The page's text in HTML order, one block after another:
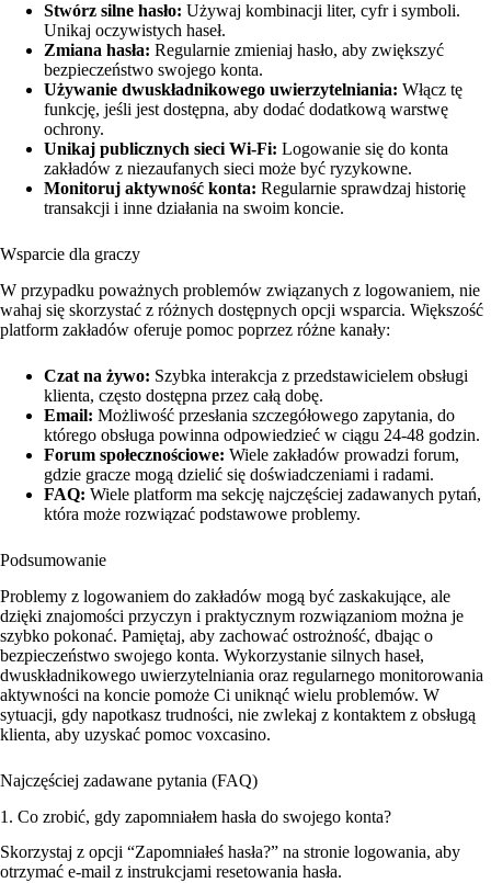
Stwórz silne hasło: Używaj kombinacji liter, cyfr i symboli.
Unikaj oczywistych haseł.
Zmiana hasła: Regularnie zmieniaj hasło, aby zwiększyć
bezpieczeństwo swojego konta.
Używanie dwuskładnikowego uwierzytelniania: Włącz tę
funkcję, jeśli jest dostępna, aby dodać dodatkową warstwę
ochrony.
Unikaj publicznych sieci Wi-Fi: Logowanie się do konta
zakładów z niezaufanych sieci może być ryzykowne.
Monitoruj aktywność konta: Regularnie sprawdzaj historię
transakcji i inne działania na swoim koncie.
Wsparcie dla graczy
W przypadku poważnych problemów związanych z logowaniem, nie
wahaj się skorzystać z różnych dostępnych opcji wsparcia. Większość
platform zakładów oferuje pomoc poprzez różne kanały:
Czat na żywo: Szybka interakcja z przedstawicielem obsługi
klienta, często dostępna przez całą dobę.
Email: Możliwość przesłania szczegółowego zapytania, do
którego obsługa powinna odpowiedzieć w ciągu 24-48 godzin.
Forum społecznościowe: Wiele zakładów prowadzi forum,
gdzie gracze mogą dzielić się doświadczeniami i radami.
FAQ: Wiele platform ma sekcję najczęściej zadawanych pytań,
która może rozwiązać podstawowe problemy.
Podsumowanie
Problemy z logowaniem do zakładów mogą być zaskakujące, ale
dzięki znajomości przyczyn i praktycznym rozwiązaniom można je
szybko pokonać. Pamiętaj, aby zachować ostrożność, dbając o
bezpieczeństwo swojego konta. Wykorzystanie silnych haseł,
dwuskładnikowego uwierzytelniania oraz regularnego monitorowania
aktywności na koncie pomoże Ci uniknąć wielu problemów. W
sytuacji, gdy napotkasz trudności, nie zwlekaj z kontaktem z obsługą
klienta, aby uzyskać pomoc voxcasino.
Najczęściej zadawane pytania (FAQ)
1. Co zrobić, gdy zapomniałem hasła do swojego konta?
Skorzystaj z opcji “Zapomniałeś hasła?” na stronie logowania, aby
otrzymać e-mail z instrukcjami resetowania hasła.